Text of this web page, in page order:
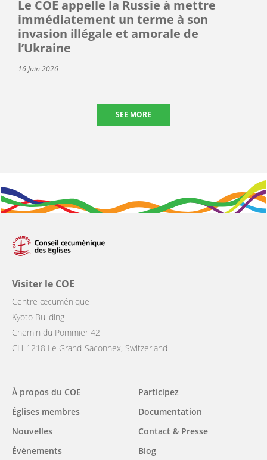
Le COE appelle la Russie à mettre
immédiatement un terme à son
invasion illégale et amorale de
l’Ukraine
16 Juin 2026
SEE MORE
Visiter le COE
Centre œcuménique
Kyoto Building
Chemin du Pommier 42
CH-1218 Le Grand-Saconnex, Switzerland
Main
navigation
À propos du COE
Églises membres
Nouvelles
Événements
Participez
Documentation
Contact & Presse
Blog